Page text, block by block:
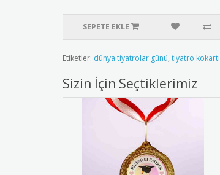
SEPETE EKLE
Etiketler: dünya tiyatrolar günü, tiyatro kokartı
Sizin İçin Seçtiklerimiz